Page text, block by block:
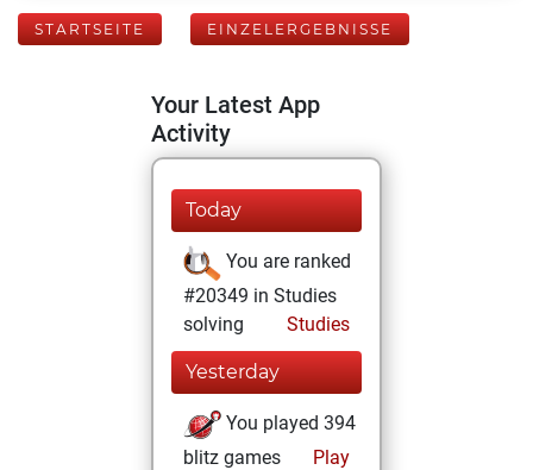
STARTSEITE EINZELERGEBNISSE
Your Latest App
Activity
Today
You are ranked
#20349 in Studies
solving
Studies
Yesterday
You played 394
blitz games
Play